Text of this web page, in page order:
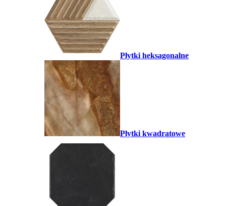
Płytki heksagonalne
Płytki kwadratowe